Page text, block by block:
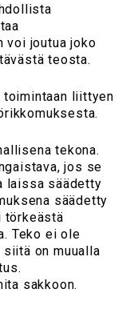
voi joutua joko
teosta.
liittyen
tekona.
jos se
laissa säädetty
säädetty
törkeästä
Teko ei ole
on muualla
sakkoon.